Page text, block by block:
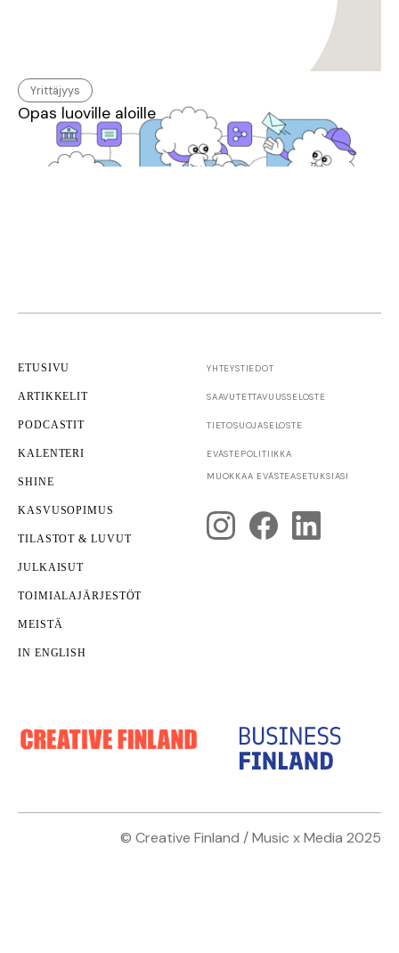
Yrittäjyys
Opas luoville aloille
Yrityksen kuntotarkastus
Kestävyys, vastuullisuus
ETUSIVU
ARTIKKELIT
PODCASTIT
KALENTERI
SHINE
KASVUSOPIMUS
TILASTOT & LUVUT
JULKAISUT
TOIMIALAJÄRJESTÖT
MEISTÄ
IN ENGLISH
YHTEYSTIEDOT
SAAVUTETTAVUUS­SELOSTE
TIETOSUOJASELOSTE
EVÄSTEPOLITIIKKA
MUOKKAA EVÄSTEASETUKSIASI
© Creative Finland / Music x Media 2025